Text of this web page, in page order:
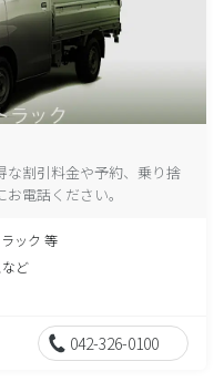
な割引料金や予約、乗り捨
電話ください。
ック 等
ど
042-326-0100